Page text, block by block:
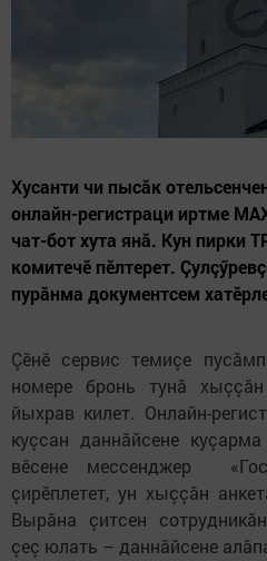
Хусанти чи пысăк
онлайн-регистраци иртме
чат-бот хута янă. Кун пирки
комитечӗ пӗлтерет.
пурăнма документсем
Çӗнӗ сервис темиçе
номере бронь тунă
йыхрав килет. Онлайн-
куçсан даннăйсене
вӗсене мессенджер
çирӗплетет, ун хыççăн
Вырăна çитсен
çеç юлать – даннăйсене